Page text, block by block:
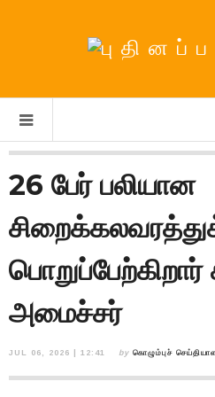
26 பேர் பலியான
பொறுப்பேற்கிறார்
அமைச்சர்
JUL 06, 2026 | 12:41 by கொழும்புச்